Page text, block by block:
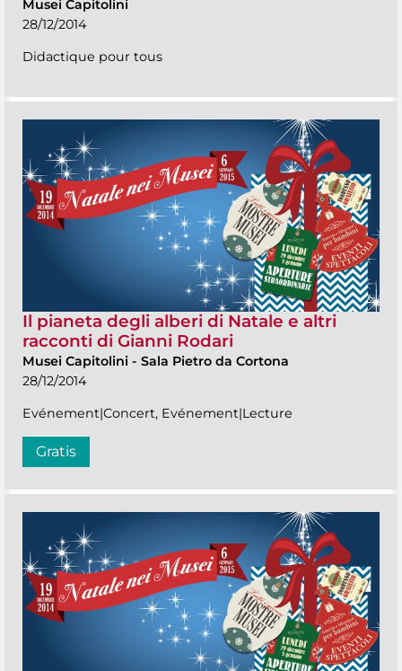
Musei Capitolini
28/12/2014
Didactique pour tous
Il pianeta degli alberi di Natale e altri
racconti di Gianni Rodari
Musei Capitolini - Sala Pietro da Cortona
28/12/2014
Evénement|Concert, Evénement|Lecture
Gratis